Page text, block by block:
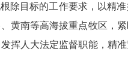
目标的工作要求，以精
黄南等高海拔重点牧区，
挥人大法定监督职能，精